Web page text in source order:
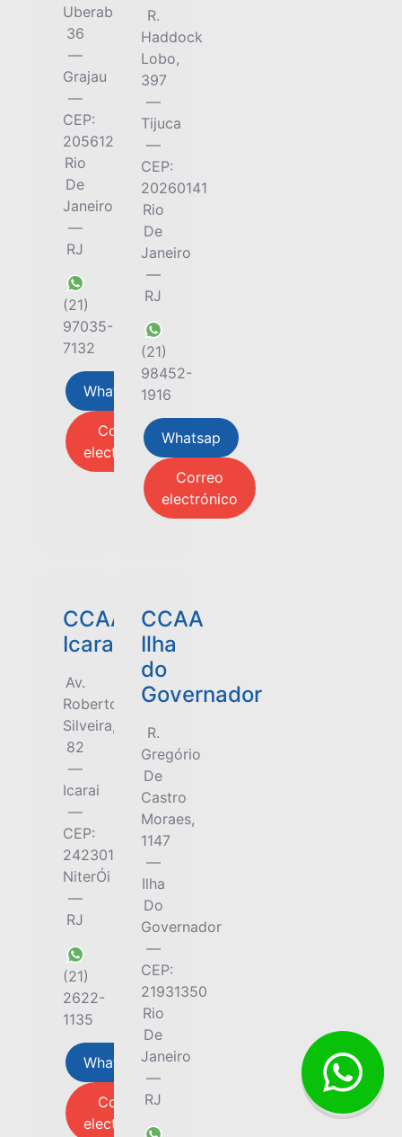
Uberaba,
36
—
Grajau
—
CEP:
20561240
Rio
De
Janeiro
—
RJ
(21)
97035-
7132
Whatsap
Correo
electrónico
R.
Haddock
Lobo,
397
—
Tijuca
—
CEP:
20260141
Rio
De
Janeiro
—
RJ
(21)
98452-
1916
Whatsap
Correo
electrónico
CCAA
Icaraí
Av.
Roberto
Silveira,
82
—
Icarai
—
CEP:
24230165
NiterÓi
—
RJ
(21)
2622-
1135
Whatsap
Correo
electrónico
CCAA
Ilha
do
Governador
R.
Gregório
De
Castro
Moraes,
1147
—
Ilha
Do
Governador
—
CEP:
21931350
Rio
De
Janeiro
—
RJ